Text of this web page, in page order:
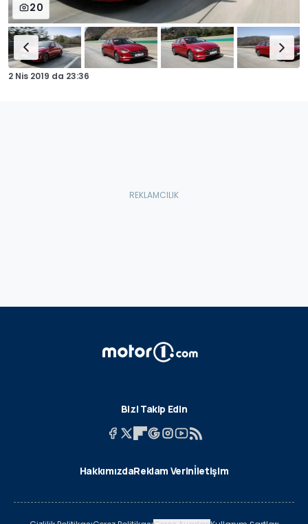
20
2 Nis 2019 da 23:36
Bizi Takip Edin
HakkımızdaReklam Verinİletişim